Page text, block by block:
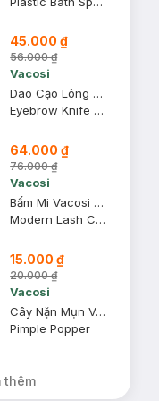
45.000 ₫
56.000 ₫
Vacosi
Dao Cạo Lông Mày Vacosi DC06 (2 Cây)
Eyebrow Knife DC06
64.000 ₫
76.000 ₫
Vacosi
Bấm Mi Vacosi Modern Lash Curler Cán Đen BM03
Modern Lash Curler
15.000 ₫
20.000 ₫
Vacosi
Cây Nặn Mụn Vacosi 2 Đầu NM01
Pimple Popper
thêm